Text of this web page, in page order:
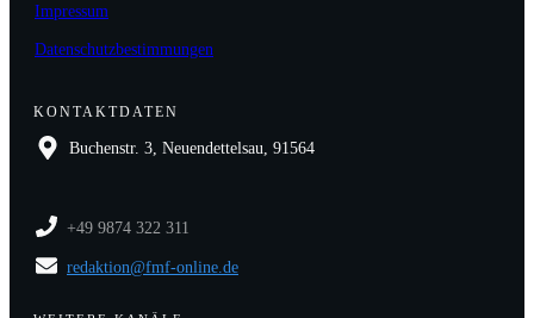
Impressum
Datenschutzbestimmungen
KONTAKTDATEN
Buchenstr. 3, Neuendettelsau, 91564
+49 9874 322 311
redaktion@fmf-online.de